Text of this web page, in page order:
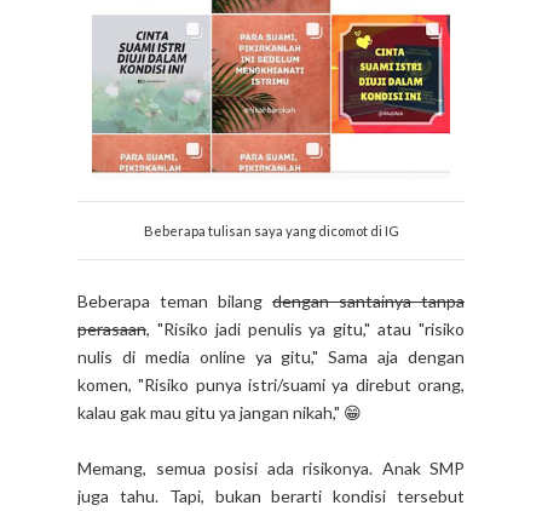
Beberapa tulisan saya yang dicomot di IG
Beberapa teman bilang dengan santainya tanpa
perasaan, "Risiko jadi penulis ya gitu," atau "risiko
nulis di media online ya gitu," Sama aja dengan
komen, "Risiko punya istri/suami ya direbut orang,
kalau gak mau gitu ya jangan nikah," 😁
Memang, semua posisi ada risikonya. Anak SMP
juga tahu. Tapi, bukan berarti kondisi tersebut